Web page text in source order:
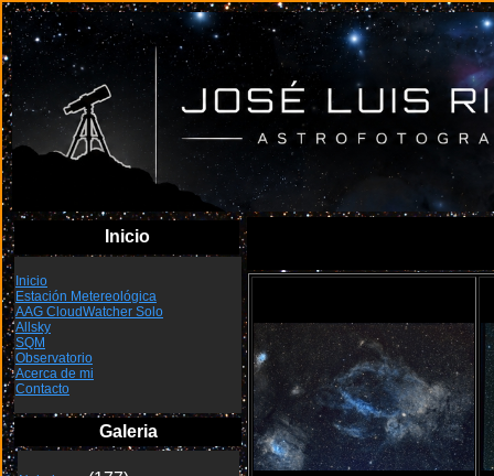
Inicio
Inicio
Estación Metereológica
AAG CloudWatcher Solo
Allsky
SQM
Observatorio
Acerca de mi
Contacto
Galeria